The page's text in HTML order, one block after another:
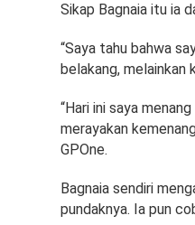
Sikap Bagnaia itu ia
“Saya tahu bahwa
belakang, melainkan
“Hari ini saya
merayakan
GPOne.
Bagnaia sendiri
pundaknya. Ia pun